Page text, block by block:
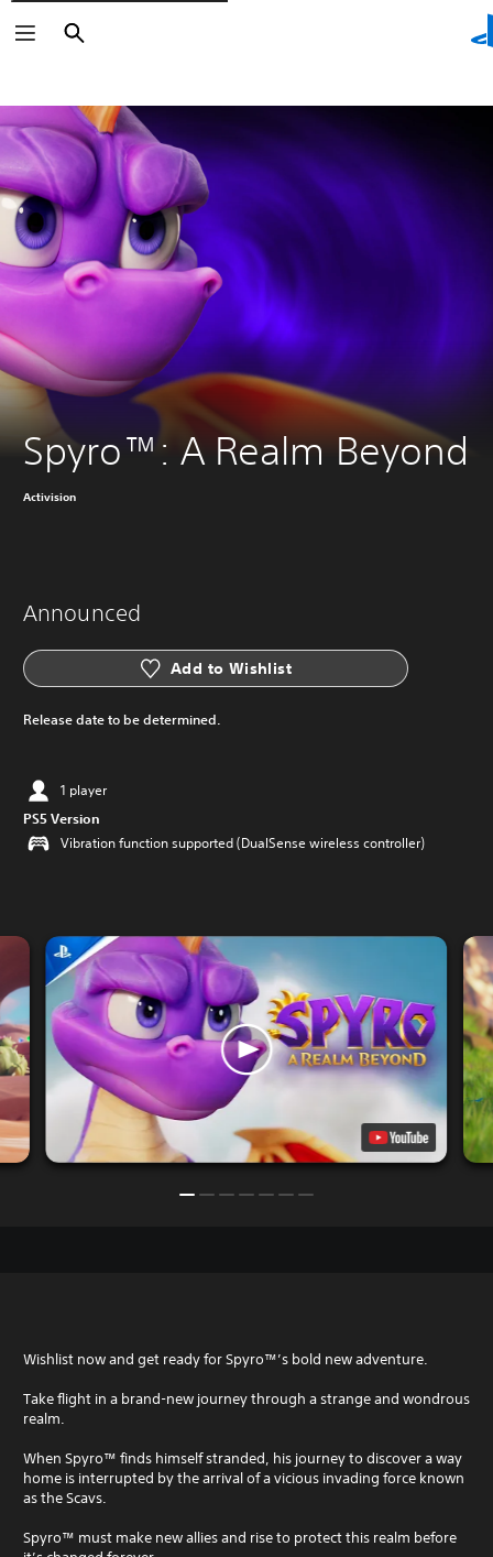
Vyhledat
Vyhledat
Spyro™: A Realm Beyond
Activision
Announced
Add to Wishlist
Release date to be determined.
1 player
PS5 Version
Vibration function supported (DualSense wireless controller)
Wishlist now and get ready for Spyro™’s bold new adventure.
Take flight in a brand-new journey through a strange and wondrous
realm.
When Spyro™ finds himself stranded, his journey to discover a way
home is interrupted by the arrival of a vicious invading force known
as the Scavs.
Spyro™ must make new allies and rise to protect this realm before